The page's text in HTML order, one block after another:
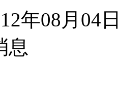
年08月04
息